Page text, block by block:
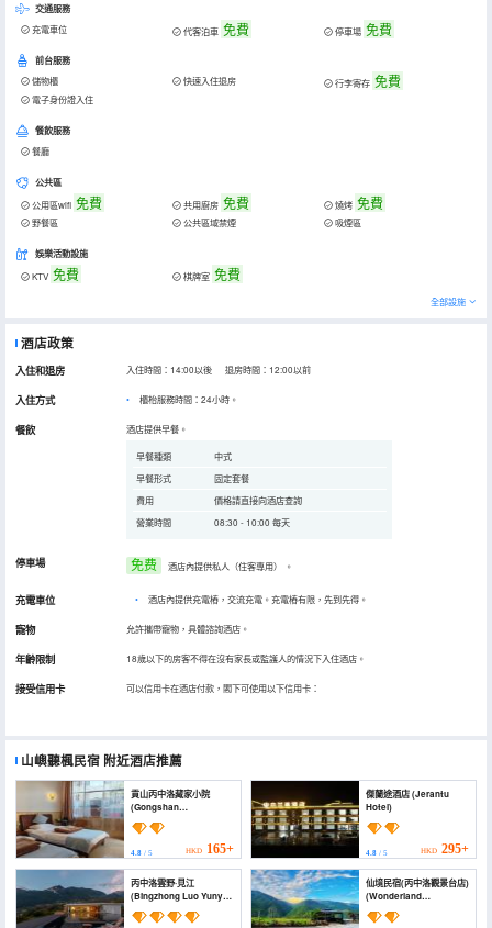
交通服務
充電車位 代客泊車 免費 停車場 免費
前台服務
儲物櫃 快速入住退房 行李寄存 免費
電子身份證入住
餐飲服務
餐廳
公共區
公用區wifi 免費 共用廚房 免費 燒烤 免費
野餐區 公共區域禁煙 吸煙區
娛樂活動設施
KTV 免費 棋牌室 免費
全部設施
酒店政策
入住和退房 入住時間：14:00以後 退房時間：12:00以前
入住方式 櫃枱服務時間：24小時。
餐飲 酒店提供早餐。
早餐種類
中式
早餐形式
固定套餐
費用
價格請直接向酒店查詢
營業時間
08:30 - 10:00 每天
停車場 免费 酒店內提供私人（住客專用） 。
充電車位 • 酒店內提供充電樁，交流充電。充電樁有限，先到先得。
寵物 允許攜帶寵物，具體諮詢酒店。
年齡限制 18歲以下的房客不得在沒有家長或監護人的情況下入住酒店。
接受信用卡 可以信用卡在酒店付款，閣下可使用以下信用卡：
山嶼聽楓民宿 附近酒店推薦
貢山丙中洛藏家小院
(Gongshan
Bingzhongluo Tibetan
Home Courtyard)
4.8 / 5 HKD 165+
傑蘭途酒店 (Jerantu
Hotel)
4.8/ 5 HKD 295+
丙中洛雲野·見江
(Bingzhong Luo Yunye
Jianjiang)
仙境民宿(丙中洛觀景台店)
(Wonderland
Homestay)